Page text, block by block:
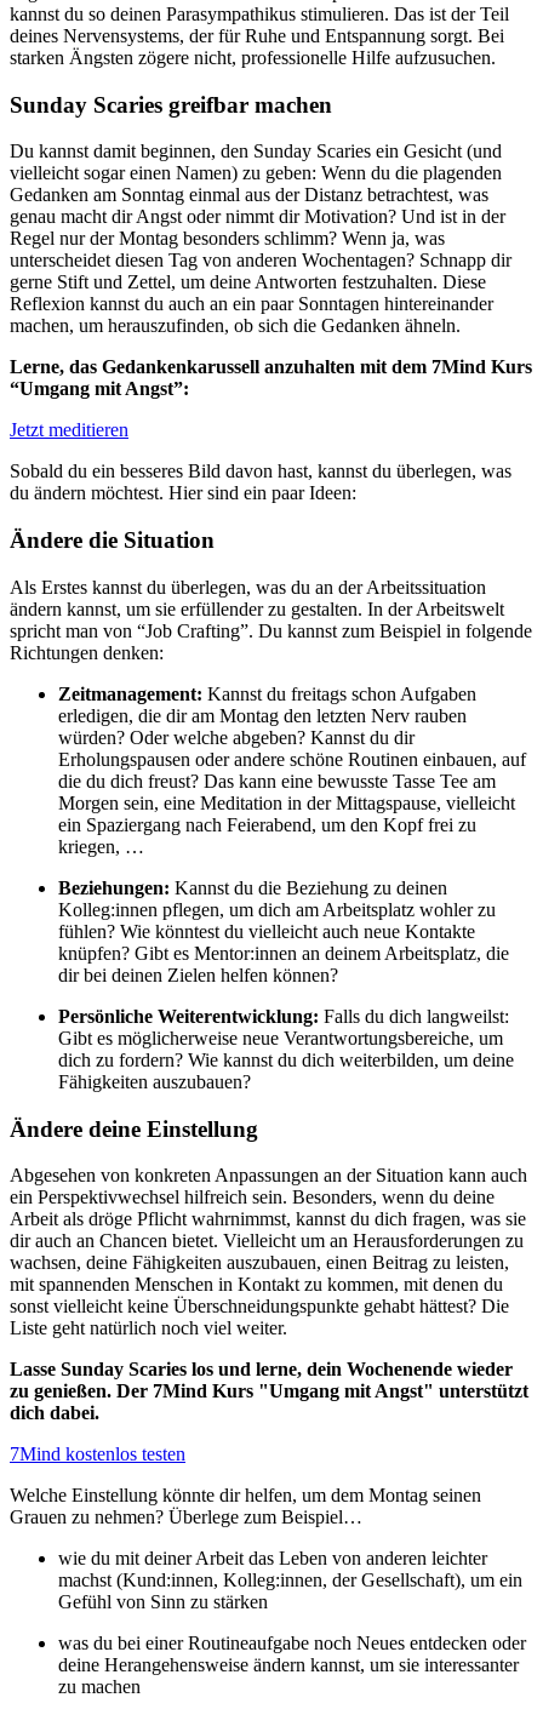
kannst du so deinen Parasympathikus stimulieren. Das ist der Teil
deines Nervensystems, der für Ruhe und Entspannung sorgt. Bei
starken Ängsten zögere nicht, professionelle Hilfe aufzusuchen.
Sunday Scaries greifbar machen
Du kannst damit beginnen, den Sunday Scaries ein Gesicht (und
vielleicht sogar einen Namen) zu geben: Wenn du die plagenden
Gedanken am Sonntag einmal aus der Distanz betrachtest, was
genau macht dir Angst oder nimmt dir Motivation? Und ist in der
Regel nur der Montag besonders schlimm? Wenn ja, was
unterscheidet diesen Tag von anderen Wochentagen? Schnapp dir
gerne Stift und Zettel, um deine Antworten festzuhalten. Diese
Reflexion kannst du auch an ein paar Sonntagen hintereinander
machen, um herauszufinden, ob sich die Gedanken ähneln.
Lerne, das Gedankenkarussell anzuhalten mit dem 7Mind Kurs
“Umgang mit Angst”:
Jetzt meditieren
Sobald du ein besseres Bild davon hast, kannst du überlegen, was
du ändern möchtest. Hier sind ein paar Ideen:
Ändere die Situation
Als Erstes kannst du überlegen, was du an der Arbeitssituation
ändern kannst, um sie erfüllender zu gestalten. In der Arbeitswelt
spricht man von “Job Crafting”. Du kannst zum Beispiel in folgende
Richtungen denken:
Zeitmanagement: Kannst du freitags schon Aufgaben
erledigen, die dir am Montag den letzten Nerv rauben
würden? Oder welche abgeben? Kannst du dir
Erholungspausen oder andere schöne Routinen einbauen, auf
die du dich freust? Das kann eine bewusste Tasse Tee am
Morgen sein, eine Meditation in der Mittagspause, vielleicht
ein Spaziergang nach Feierabend, um den Kopf frei zu
kriegen, …
Beziehungen: Kannst du die Beziehung zu deinen
Kolleg:innen pflegen, um dich am Arbeitsplatz wohler zu
fühlen? Wie könntest du vielleicht auch neue Kontakte
knüpfen? Gibt es Mentor:innen an deinem Arbeitsplatz, die
dir bei deinen Zielen helfen können?
Persönliche Weiterentwicklung: Falls du dich langweilst:
Gibt es möglicherweise neue Verantwortungsbereiche, um
dich zu fordern? Wie kannst du dich weiterbilden, um deine
Fähigkeiten auszubauen?
Ändere deine Einstellung
Abgesehen von konkreten Anpassungen an der Situation kann auch
ein Perspektivwechsel hilfreich sein. Besonders, wenn du deine
Arbeit als dröge Pflicht wahrnimmst, kannst du dich fragen, was sie
dir auch an Chancen bietet. Vielleicht um an Herausforderungen zu
wachsen, deine Fähigkeiten auszubauen, einen Beitrag zu leisten,
mit spannenden Menschen in Kontakt zu kommen, mit denen du
sonst vielleicht keine Überschneidungspunkte gehabt hättest? Die
Liste geht natürlich noch viel weiter.
Lasse Sunday Scaries los und lerne, dein Wochenende wieder
zu genießen. Der 7Mind Kurs "Umgang mit Angst" unterstützt
dich dabei.
7Mind kostenlos testen
Welche Einstellung könnte dir helfen, um dem Montag seinen
Grauen zu nehmen? Überlege zum Beispiel…
wie du mit deiner Arbeit das Leben von anderen leichter
machst (Kund:innen, Kolleg:innen, der Gesellschaft), um ein
Gefühl von Sinn zu stärken
was du bei einer Routineaufgabe noch Neues entdecken oder
deine Herangehensweise ändern kannst, um sie interessanter
zu machen